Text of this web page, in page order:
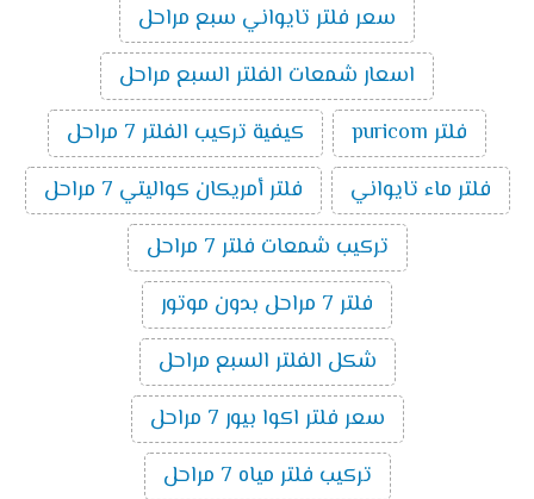
سعر فلتر تايواني سبع مراحل
اسعار شمعات الفلتر السبع مراحل
فلتر puricom
كيفية تركيب الفلتر 7 مراحل
فلتر ماء تايواني
فلتر أمريكان كواليتي 7 مراحل
تركيب شمعات فلتر 7 مراحل
فلتر 7 مراحل بدون موتور
شكل الفلتر السبع مراحل
سعر فلتر اكوا بيور 7 مراحل
تركيب فلتر مياه 7 مراحل